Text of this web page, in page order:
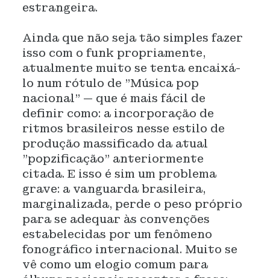
estrangeira.
Ainda que não seja tão simples fazer
isso com o funk propriamente,
atualmente muito se tenta encaixá-
lo num rótulo de "Música pop
nacional" — que é mais fácil de
definir como: a incorporação de
ritmos brasileiros nesse estilo de
produção massificado da atual
"popzificação" anteriormente
citada. E isso é sim um problema
grave: a vanguarda brasileira,
marginalizada, perde o peso próprio
para se adequar às convenções
estabelecidas por um fenômeno
fonográfico internacional. Muito se
vê como um elogio comum para